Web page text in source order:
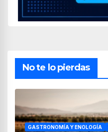
No te lo pierdas
GASTRONOMÍA Y ENOLOGÍA